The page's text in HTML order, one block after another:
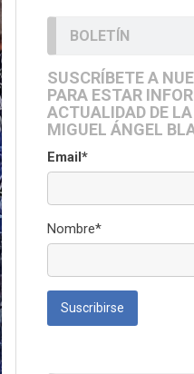
BOLETÍN
SUSCRÍBETE A
PARA ESTAR
ACTUALIDAD DE
MIGUEL ÁNGEL
Email*
Nombre*